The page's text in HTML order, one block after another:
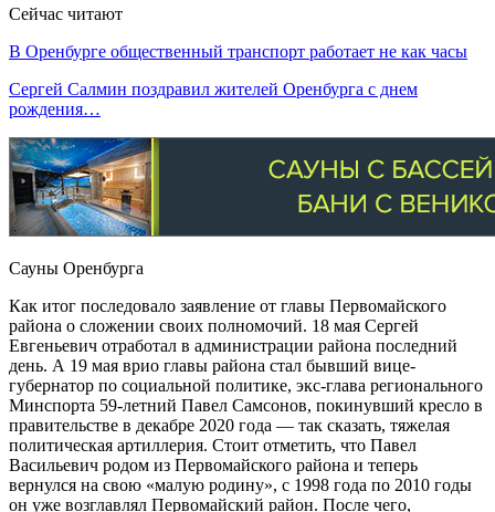
Сейчас читают
В Оренбурге общественный транспорт работает не как часы
Сергей Салмин поздравил жителей Оренбурга с днем
рождения…
Сауны Оренбурга
Как итог последовало заявление от главы Первомайского
района о сложении своих полномочий. 18 мая Сергей
Евгеньевич отработал в администрации района последний
день. А 19 мая врио главы района стал бывший вице-
губернатор по социальной политике, экс-глава регионального
Минспорта 59-летний Павел Самсонов, покинувший кресло в
правительстве в декабре 2020 года — так сказать, тяжелая
политическая артиллерия. Стоит отметить, что Павел
Васильевич родом из Первомайского района и теперь
вернулся на свою «малую родину», с 1998 года по 2010 годы
он уже возглавлял Первомайский район. После чего,